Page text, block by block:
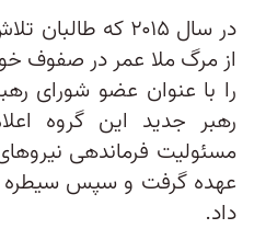
در سال ۲۰۱۵ که
از مرگ ملا عمر در صفوف
را با ‌عنوان عضو شورای
رهبر جدید این گروه
عهده گرفت و سپس سیطره
داد.